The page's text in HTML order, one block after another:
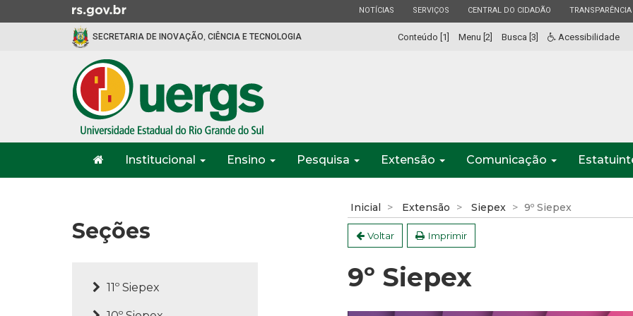
para
Ir
a
ESTADO
NOTÍCIAS ESTADO
SERVIÇOS ESTADO
CENTRAL DO CIDADÃO ESTADO
TRANSPARÊNCIA
SECRETARIA DE INOVAÇÃO, CIÊNCIA E TECNOLOGIA Conteúdo [1] Menu [2] Busca [3] Acessibilidade
do
Institucional Ensino Pesquisa Extensão Comunicação
Seções
11º Siepex
Inicial Extensão Siepex 9º Siepex
Voltar Imprimir
9º Siepex